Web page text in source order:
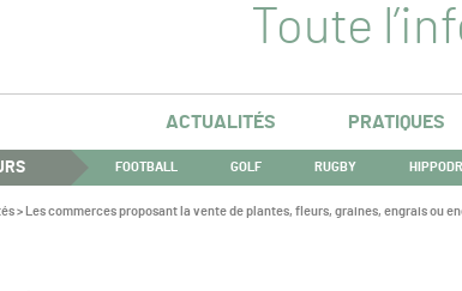
Toute
ACTUALITÉS PRATIQUES
FOOTBALL GOLF RUGBY
> Les commerces proposant la vente de plantes, fleurs, graines, engrais ou